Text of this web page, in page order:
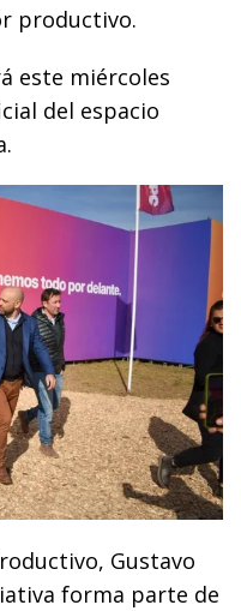
productivo.
este miércoles
del espacio
Gustavo
forma parte de